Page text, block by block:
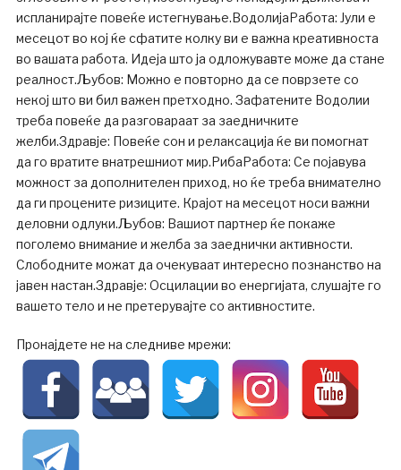
испланирајте повеќе истегнување.ВодолијаРабота: Јули е
месецот во кој ќе сфатите колку ви е важна креативноста
во вашата работа. Идеја што ја одложувавте може да стане
реалност.Љубов: Можно е повторно да се поврзете со
некој што ви бил важен претходно. Зафатените Водолии
треба повеќе да разговараат за заедничките
желби.Здравје: Повеќе сон и релаксација ќе ви помогнат
да го вратите внатрешниот мир.РибаРабота: Се појавува
можност за дополнителен приход, но ќе треба внимателно
да ги процените ризиците. Крајот на месецот носи важни
деловни одлуки.Љубов: Вашиот партнер ќе покаже
поголемо внимание и желба за заеднички активности.
Слободните можат да очекуваат интересно познанство на
јавен настан.Здравје: Осцилации во енергијата, слушајте го
вашето тело и не претерувајте со активностите.
Пронајдете не на следниве мрежи: